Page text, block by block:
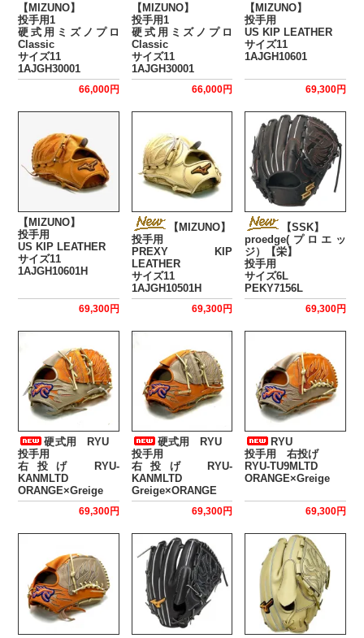
【MIZUNO】
投手用1
硬式用ミズノプロ
Classic
サイズ11
1AJGH30001
66,000円
【MIZUNO】
投手用1
硬式用ミズノプロ
Classic
サイズ11
1AJGH30001
66,000円
【MIZUNO】
投手用
US KIP LEATHER
サイズ11
1AJGH10601
69,300円
【MIZUNO】
投手用
US KIP LEATHER
サイズ11
1AJGH10601H
69,300円
【MIZUNO】
投手用
PREXY KIP
LEATHER
サイズ11
1AJGH10501H
69,300円
【SSK】
proedge(プロエッ
ジ）【栄】
投手用
サイズ6L
PEKY7156L
69,300円
硬式用 RYU
投手用
右投げ RYU-
KANMLTD
ORANGE×Greige
69,300円
硬式用 RYU
投手用
右投げ RYU-
KANMLTD
Greige×ORANGE
69,300円
RYU
投手用 右投げ
RYU-TU9MLTD
ORANGE×Greige
69,300円